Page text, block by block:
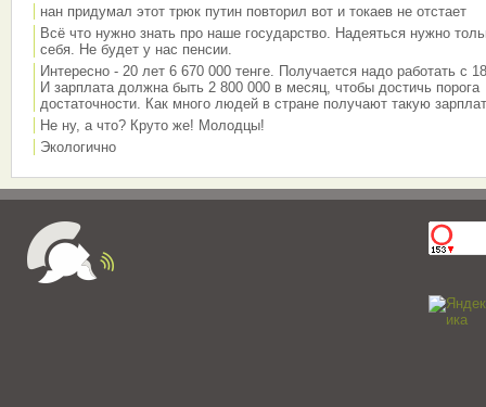
нан придумал этот трюк путин повторил вот и токаев не отстает
Всё что нужно знать про наше государство. Надеяться нужно
себя. Не будет у нас пенсии.
Интересно - 20 лет 6 670 000 тенге. Получается надо работать с
И зарплата должна быть 2 800 000 в месяц, чтобы достичь порога
достаточности. Как много людей в стране получают такую
Не ну, а что? Круто же! Молодцы!
Экологично